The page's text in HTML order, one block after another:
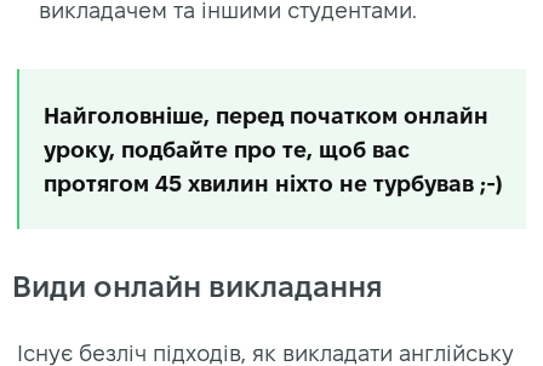
викладачем та іншими студентами.
Найголовніше, перед початком онлайн
уроку, подбайте про те, щоб вас
протягом 45 хвилин ніхто не турбував ;-)
Види онлайн викладання
Існує безліч підходів, як викладати англійську